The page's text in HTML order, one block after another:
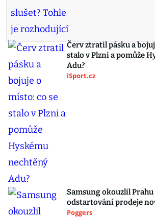
Červ ztratil pásku a
stalo v Plzni a pomůže
Adu?
iSport.cz
Samsung okouzlil
odstartování prodeje
Poggers